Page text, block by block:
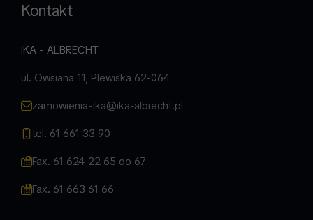
Kontakt
IKA - ALBRECHT
ul. Owsiana 11, Plewiska 62-064
zamowienia-ika@ika-albrecht.pl
tel. 61 661 33 90
Fax. 61 624 22 65 do 67
Fax. 61 663 61 66